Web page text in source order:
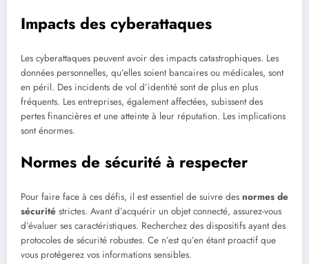
Impacts des cyberattaques
Les cyberattaques peuvent avoir des impacts catastrophiques. Les
données personnelles, qu’elles soient bancaires ou médicales, sont
en péril. Des incidents de vol d’identité sont de plus en plus
fréquents. Les entreprises, également affectées, subissent des
pertes financières et une atteinte à leur réputation. Les implications
sont énormes.
Normes de sécurité à respecter
Pour faire face à ces défis, il est essentiel de suivre des normes de
sécurité strictes. Avant d’acquérir un objet connecté, assurez-vous
d’évaluer ses caractéristiques. Recherchez des dispositifs ayant des
protocoles de sécurité robustes. Ce n’est qu’en étant proactif que
vous protégerez vos informations sensibles.